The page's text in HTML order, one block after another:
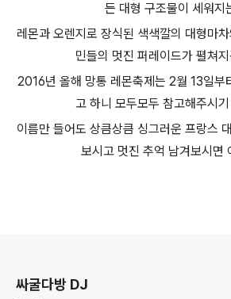
든 대형 구조물이 세워지
레몬과 오렌지로 장식된 색색깔의 대형마
민들의 멋진 퍼레이드가 펼쳐
2016년 올해 망통 레몬축제는 2월 13일부
고 하니 모두모두 참고해주시
이름만 들어도 상큼상큼 싱그러운 프랑스
보시고 멋진 추억 남겨보시면
싸굴다방 DJ